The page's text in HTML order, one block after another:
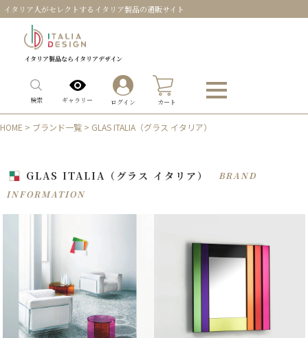
イタリア人がセレクトするイタリア製品の通販サイト
イタリア製品ならイタリアデザイン
検索 ギャラリー ログイン カート
HOME > ブランド一覧 > GLAS ITALIA（グラス イタリア）
GLAS ITALIA（グラス イタリア）
BRAND
INFORMATION